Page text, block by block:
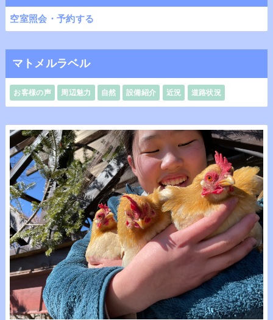
空室照会・予約する
マトメルラベル
お客様の声 周辺魅力 自然 設備紹介 近況 道路状況